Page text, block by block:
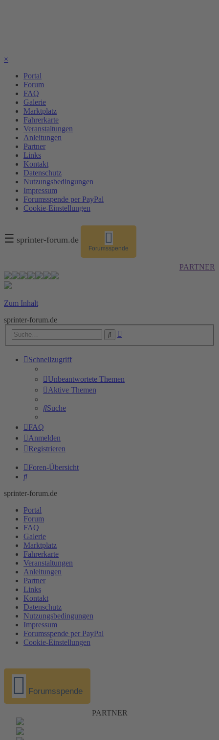
×
Portal
Forum
FAQ
Galerie
Marktplatz
Fahrerkarte
Veranstaltungen
Anleitungen
Partner
Links
Kontakt
Datenschutz
Nutzungsbedingungen
Impressum
Forumsspende per PayPal
Cookie-Einstellungen
☰ sprinter-forum.de
Forumsspende
PARTNER
Zum Inhalt
sprinter-forum.de
Suche
Schnellzugriff
Unbeantwortete Themen
Aktive Themen
Suche
FAQ
Anmelden
Registrieren
Foren-Übersicht
Suche
sprinter-forum.de
Portal
Forum
FAQ
Galerie
Marktplatz
Fahrerkarte
Veranstaltungen
Anleitungen
Partner
Links
Kontakt
Datenschutz
Nutzungsbedingungen
Impressum
Forumsspende per PayPal
Cookie-Einstellungen
Forumsspende
PARTNER